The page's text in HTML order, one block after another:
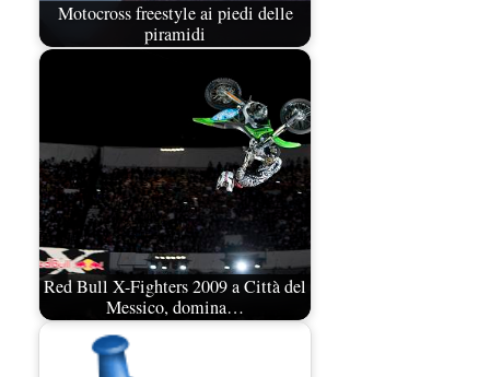
Motocross freestyle ai piedi delle
piramidi
Red Bull X-Fighters 2009 a Città del
Messico, domina…